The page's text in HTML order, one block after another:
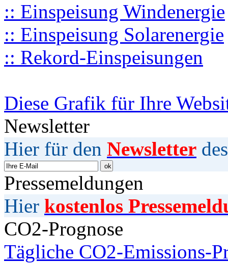
:: Einspeisung Windenergie
:: Einspeisung Solarenergie
:: Rekord-Einspeisungen
Diese Grafik für Ihre
Newsletter
Hier für den Newsletter
Pressemeldungen
Hier kostenlos
CO2-Prognose
Tägliche CO2-Emissions-